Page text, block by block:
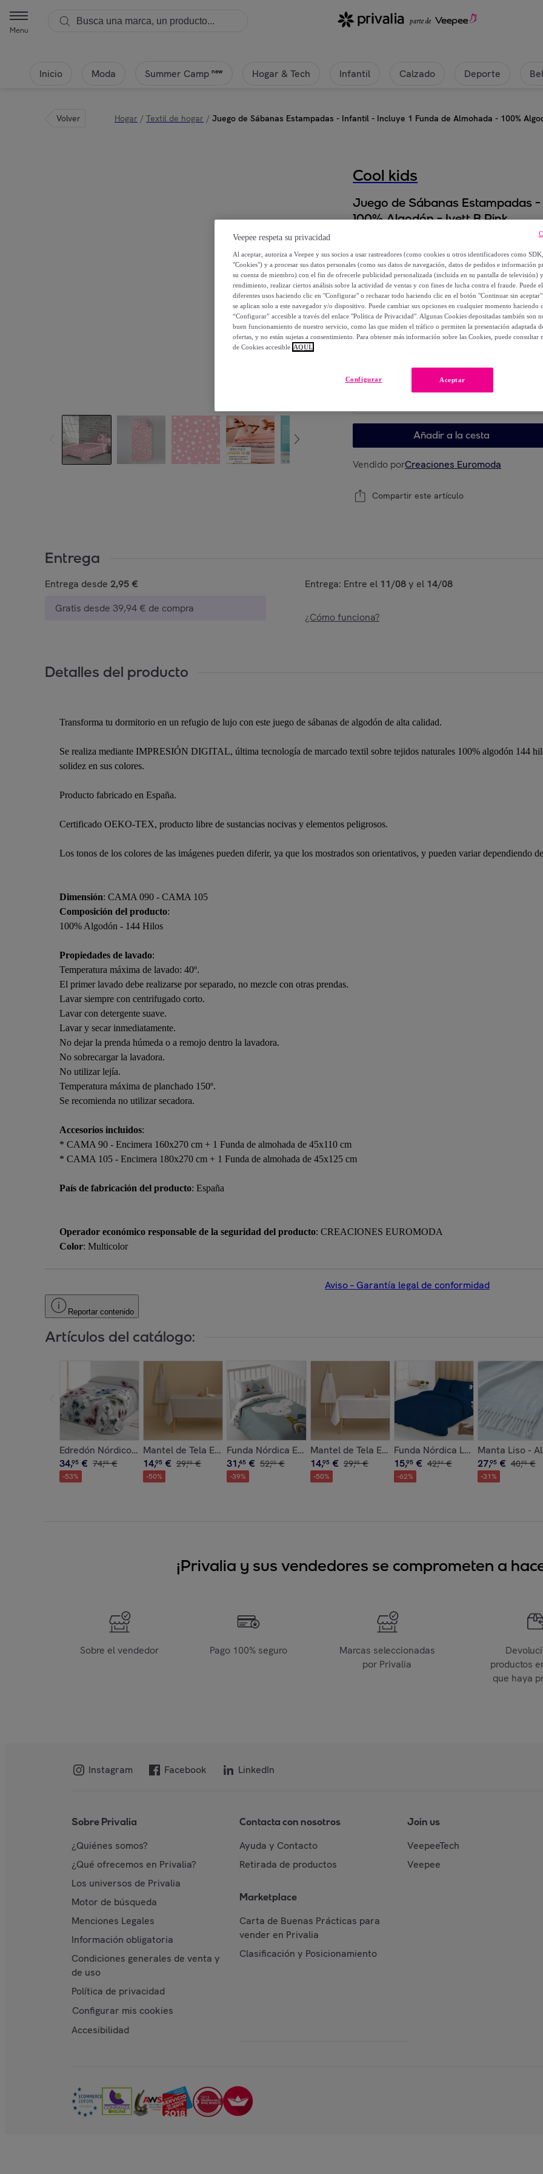
Menu
Inicio Moda Summer Camp new Hogar & Tech Infantil Calzado Deporte
Volver Hogar / Textil de hogar / Juego de Sábanas Estampadas - Infantil - Incluye 1 Funda de Almohada - 100%
Cool kids
Juego de Sábanas Estampadas
100% Algodón - Ivett B Pink
31,95 €
59,00 €
-45 %
Elige tu modelo
Añadir a la cesta
Vendido porCreaciones Euromoda
Compartir este artículo
Entrega
Entrega desde 2,95 €
Gratis desde 39,94 € de compra
Entrega: Entre el 11/08y el 14/08
¿Cómo funciona?
Detalles del producto
Transforma tu dormitorio en un refugio de lujo con este juego de sábanas de algodón de alta calidad.
Se realiza mediante IMPRESIÓN DIGITAL, última tecnología de marcado textil sobre tejidos naturales 100% algodón 144
solidez en sus colores.
Producto fabricado en España.
Certificado OEKO-TEX, producto libre de sustancias nocivas y elementos peligrosos.
Los tonos de los colores de las imágenes pueden diferir, ya que los mostrados son orientativos, y pueden variar dependiendo
Dimensión: CAMA 090 - CAMA 105
Composición del producto:
100% Algodón - 144 Hilos
Propiedades de lavado:
Temperatura máxima de lavado: 40º.
El primer lavado debe realizarse por separado, no mezcle con otras prendas.
Lavar siempre con centrifugado corto.
Lavar con detergente suave.
Lavar y secar inmediatamente.
No dejar la prenda húmeda o a remojo dentro la lavadora.
No sobrecargar la lavadora.
No utilizar lejía.
Temperatura máxima de planchado 150º.
Se recomienda no utilizar secadora.
Accesorios incluidos:
* CAMA 90 - Encimera 160x270 cm + 1 Funda de almohada de 45x110 cm
* CAMA 105 - Encimera 180x270 cm + 1 Funda de almohada de 45x125 cm
País de fabricación del producto: España
Operador económico responsable de la seguridad del producto: CREACIONES EUROMODA
Color: Multicolor
Aviso – Garantía legal de conformidad
Reportar contenido
Artículos del catálogo:
Edredón Nórdico Estampado - 100% Poliéster Microfibra - 300 gr/m² con Tacto Pluma - Ona Gray
34,95 € 74,95 €
-53%
Mantel de Tela Estampado - Antimanchas - 100% Algodón - Half panamá - Sacchio
14,95 € 29,95 €
-50%
Funda Nórdica Estampada - Reversible - Infantil - Cierre Solapa -
31,45 € 52,00 €
-39%
Mantel de Tela Estampado - Antimanchas - 100%
14,95 € 29,95 €
-50%
Funda Nórdica Lisa - 100%
15,95 € 42,94 €
-62%
Manta Liso -
27,95 € 40,95 €
-31%
¡Privalia y sus vendedores se comprometen a
Sobre el vendedor Pago 100% seguro
Marcas seleccionadas
por Privalia
productos
que haya
Instagram Facebook LinkedIn
Sobre Privalia
¿Quiénes somos?
¿Qué ofrecemos en Privalia?
Los universos de Privalia
Motor de búsqueda
Menciones Legales
Información obligatoria
Condiciones generales de venta y
de uso
Política de privacidad
Configurar mis cookies
Accesibilidad
Contacta con nosotros
Ayuda y Contacto
Retirada de productos
Marketplace
Carta de Buenas Prácticas para
vender en Privalia
Clasificación y Posicionamiento
Join us
VeepeeTech
Veepee
Veepee respeta su privacidad
Al aceptar, autoriza a Veepee y sus socios a usar rastreadores (como cookies u otros identificadores como
"Cookies") y a procesar sus datos personales (como sus datos de navegación, datos de pedidos e información
su cuenta de miembro) con el fin de ofrecerle publicidad personalizada (incluida en su pantalla de televisión)
rendimiento, realizar ciertos análisis sobre la actividad de ventas y con fines de lucha contra el fraude. Puede
diferentes usos haciendo clic en "Configurar" o rechazar todo haciendo clic en el botón "Continuar sin
se aplican solo a este navegador y/o dispositivo. Puede cambiar sus opciones en cualquier momento haciendo
“Configurar” accesible a través del enlace "Política de Privacidad". Algunas Cookies depositadas también son
buen funcionamiento de nuestro servicio, como las que miden el tráfico o permiten la presentación adaptada
ofertas, y no están sujetas a consentimiento. Para obtener más información sobre las Cookies, puede consultar
de Cookies accesible AQUÍ.
Aceptar
Configurar